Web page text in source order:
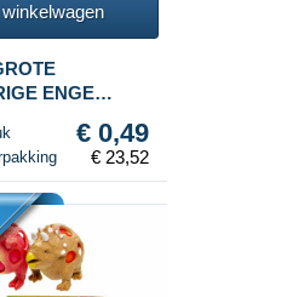
winkelwagen
ENGE
€ 0,49
€ 23,52